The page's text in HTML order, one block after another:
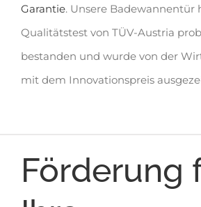
Garantie. Unsere Badewannentür
Qualitätstest von TÜV-Austria
bestanden und wurde von der
mit dem Innovationspreis
Förderung